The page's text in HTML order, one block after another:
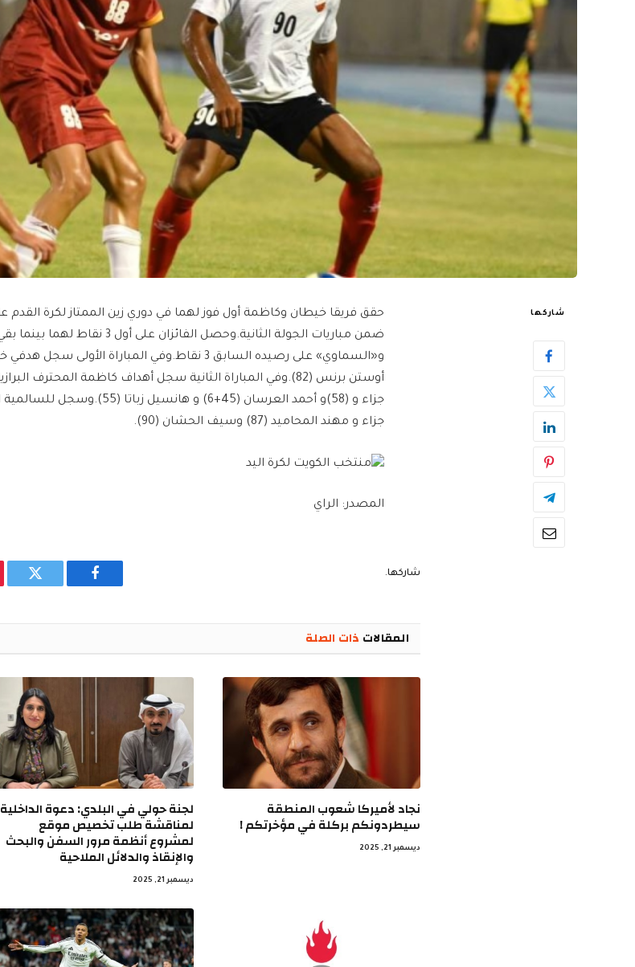
شاركها
ضمن مباريات الجولة الثانية.وحصل
جزاء و مهند المحاميد (87) وسيف الحشان (90).
المصدر: الراي
شاركها.
فيسبوك تويتر
المقالات ذات الصلة
نجاد لأميركا شعوب المنطقة
سيطردونكم بركلة في مؤخرتكم !
ديسمبر 21, 2025
لجنة حولي في البلدي: دعوة الداخلية
لمناقشة طلب تخصيص موقع
لمشروع أنظمة مرور السفن والبحث
والإنقاذ والدلائل الملاحية
ديسمبر 21, 2025